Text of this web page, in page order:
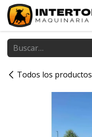
Ir al contenido
Todos los productos